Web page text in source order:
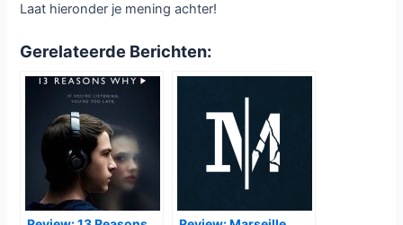
Laat hieronder je mening achter!
Gerelateerde Berichten: